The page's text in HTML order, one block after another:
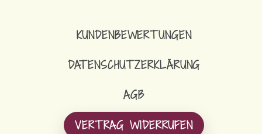
KUNDENBEWERTUNGEN
DATENSCHUTZERKLÄRUNG
AGB
VERTRAG WIDERRUFEN